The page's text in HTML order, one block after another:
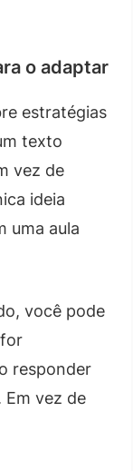
o adaptar
estratégias
texto
vez de
ideia
uma aula
você pode
responder
vez de